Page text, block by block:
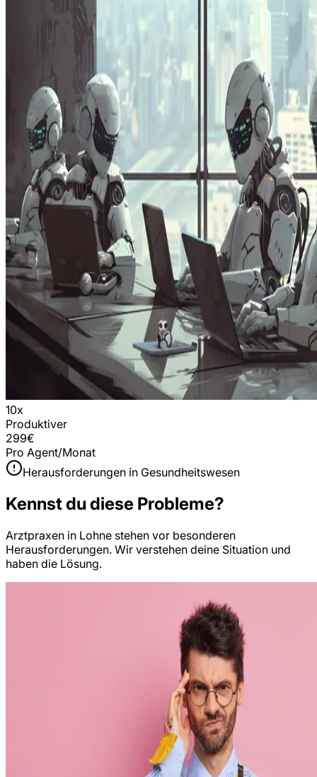
10x
Produktiver
299€
Pro Agent/Monat
Herausforderungen in Gesundheitswesen
Kennst du diese Probleme?
Arztpraxen in Lohne stehen vor besonderen
Herausforderungen. Wir verstehen deine Situation und
haben die Lösung.